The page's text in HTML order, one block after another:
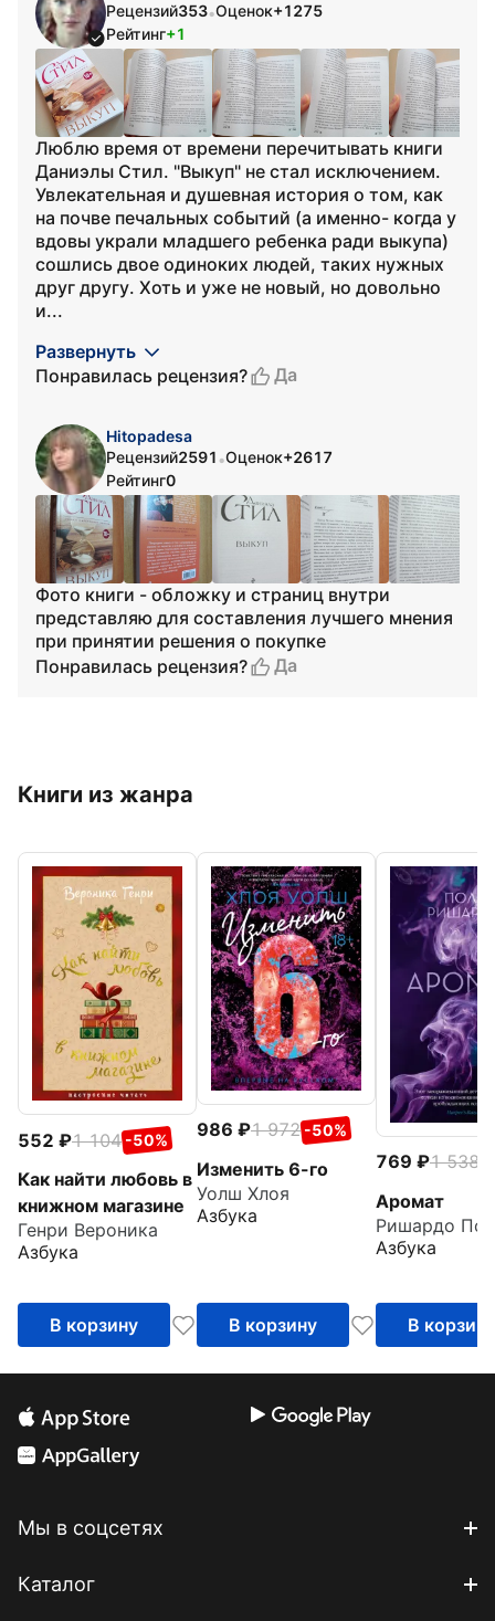
Рецензий353•Оценок+1275
Рейтинг+1
Люблю время от времени перечитывать книги
Даниэлы Стил. "Выкуп" не стал исключением.
Увлекательная и душевная история о том, как
на почве печальных событий (а именно- когда у
вдовы украли младшего ребенка ради выкупа)
сошлись двое одиноких людей, таких нужных
друг другу. Хоть и уже не новый, но довольно
и...
Развернуть
Понравилась рецензия?
Да
Hitopadesa
Рецензий2591 •Оценок+2617
Рейтинг0
Фото книги - обложку и страниц внутри
представляю для составления лучшего мнения
при принятии решения о покупке
Понравилась рецензия?
Да
Книги из жанра
552 1 104 -50%
Как найти любовь в
книжном магазине
Генри Вероника
Азбука
В корзину
986 1 972 -50%
Изменить 6-го
Уолш Хлоя
Азбука
В корзину
769 1 538
Аромат
Ришардо
Азбука
В корзину
Мы в соцсетях
Каталог